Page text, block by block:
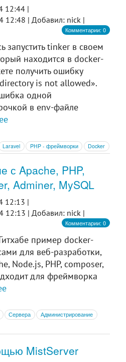
12:44 |
12:48 |Добавил: nick |
Комментарии: 0
запустить tinker в своем
находится в docker-
получить ошибку
is not allowed».
одной
в env-файле
Laravel PHP - фреймворки Docker
с Apache, PHP,
Adminer, MySQL
12:13 |
12:13 | Добавил: nick |
Комментарии: 0
пример docker-
для веб-разработки,
Node.js, PHP, composer,
для фреймворка
Сервера
Администрирование
MistServer